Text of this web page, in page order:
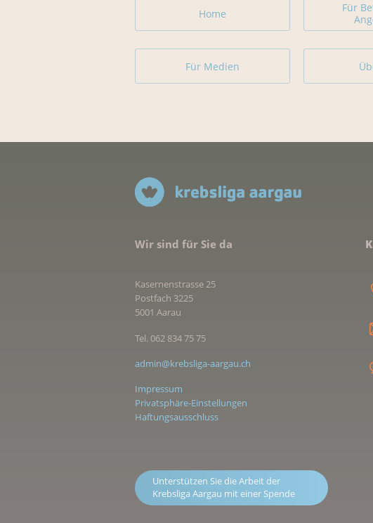
Home
Für
Für Medien
Wir sind für Sie da
Kasernenstrasse 25
Postfach 3225
5001 Aarau
Tel. 062 834 75 75
admin@krebsliga-aargau.ch
Impressum
Privatsphäre-Einstellungen
Haftungsausschluss
Unterstützen Sie die Arbeit der
Krebsliga Aargau mit einer Spende